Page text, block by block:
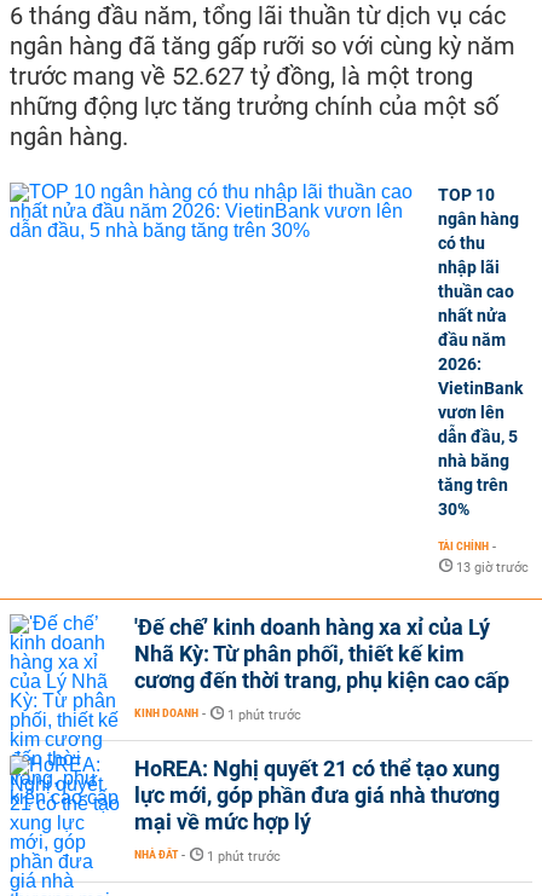
6 tháng đầu năm, tổng lãi thuần từ dịch vụ các
ngân hàng đã tăng gấp rưỡi so với cùng kỳ năm
trước mang về 52.627 tỷ đồng, là một trong
những động lực tăng trưởng chính của một số
ngân hàng.
TOP 10
ngân hàng
có thu
nhập lãi
thuần cao
nhất nửa
đầu năm
2026:
VietinBank
vươn lên
dẫn đầu, 5
nhà băng
tăng trên
30%
TÀI CHÍNH -
13 giờ trước
'Đế chế’ kinh doanh hàng xa xỉ của Lý
Nhã Kỳ: Từ phân phối, thiết kế kim
cương đến thời trang, phụ kiện cao cấp
KINH DOANH - 1 phút trước
HoREA: Nghị quyết 21 có thể tạo xung
lực mới, góp phần đưa giá nhà thương
mại về mức hợp lý
NHÀ ĐẤT - 1 phút trước